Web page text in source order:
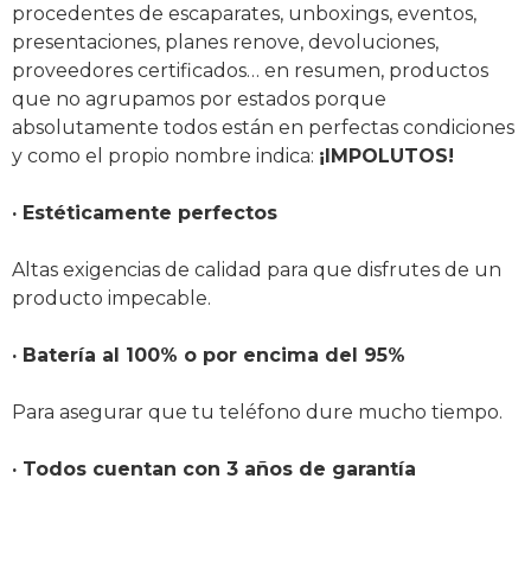
procedentes de escaparates, unboxings, eventos,
presentaciones, planes renove, devoluciones,
proveedores certificados… en resumen, productos
que no agrupamos por estados porque
absolutamente todos están en perfectas condiciones
y como el propio nombre indica: ¡IMPOLUTOS!
· Estéticamente perfectos
Altas exigencias de calidad para que disfrutes de un
producto impecable.
· Batería al 100% o por encima del 95%
Para asegurar que tu teléfono dure mucho tiempo.
· Todos cuentan con 3 años de garantía